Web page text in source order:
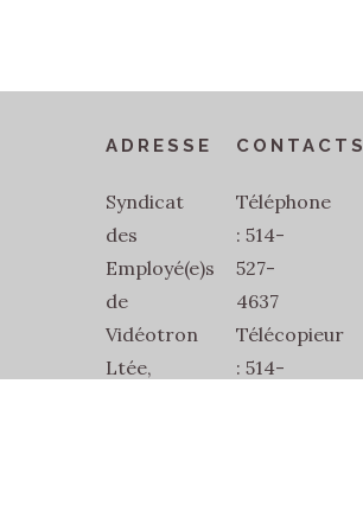
ADRESSE
Syndicat
des
Employé(e)s
de
Vidéotron
Ltée,
CONTACTS
Téléphone
: 514-
527-
4637
Télécopieur
: 514-